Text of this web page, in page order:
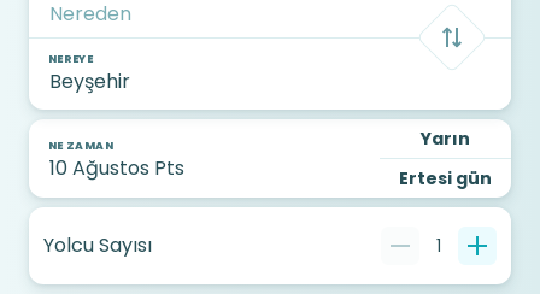
NEREYE
NE ZAMAN
Yarın
Ertesi gün
Yolcu Sayısı 1